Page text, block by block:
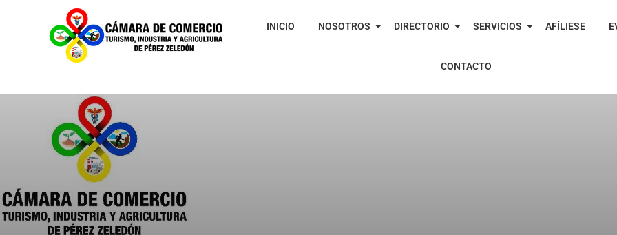
INICIO NOSOTROS DIRECTORIO SERVICIOS AFÍLIESE
CONTACTO